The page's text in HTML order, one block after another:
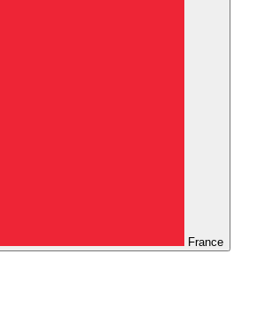
France